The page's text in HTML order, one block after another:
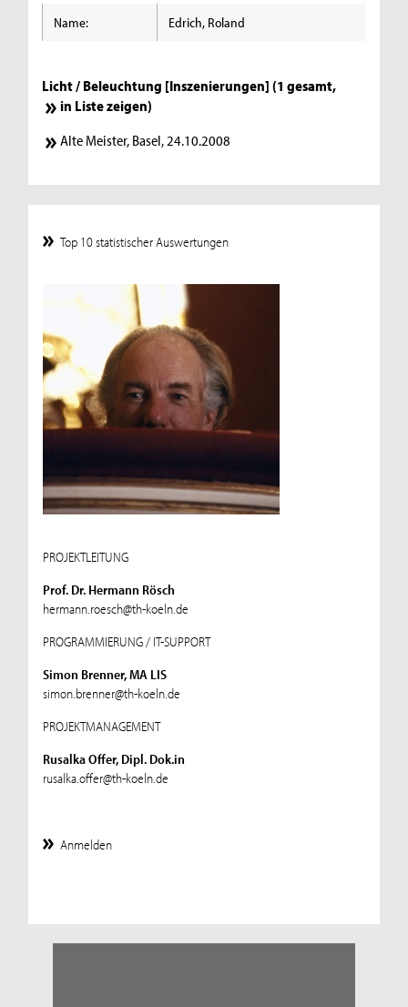
Name: Edrich, Roland
Licht / Beleuchtung [Inszenierungen] (1 gesamt,
in Liste zeigen)
Alte Meister, Basel, 24.10.2008
Top 10 statistischer Auswertungen
PROJEKTLEITUNG
Prof. Dr. Hermann Rösch
hermann.roesch@th-koeln.de
PROGRAMMIERUNG / IT-SUPPORT
Simon Brenner, MA LIS
simon.brenner@th-koeln.de
PROJEKTMANAGEMENT
Rusalka Offer, Dipl. Dok.in
rusalka.offer@th-koeln.de
Anmelden